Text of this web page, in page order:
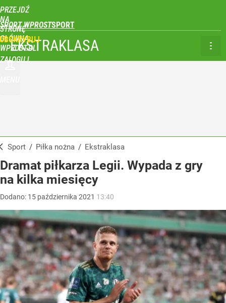
PRZEJDŹ
NA
STRONĘ
GŁÓWNĄ
WPROST.PL
SPORT WPROST
ZALOGUJ
EKSTRAKLASA
Sport / Piłka nożna / Ekstraklasa
Dramat piłkarza Legii. Wypada z gry
na kilka miesięcy
Dodano: 15 października 2021 13:40